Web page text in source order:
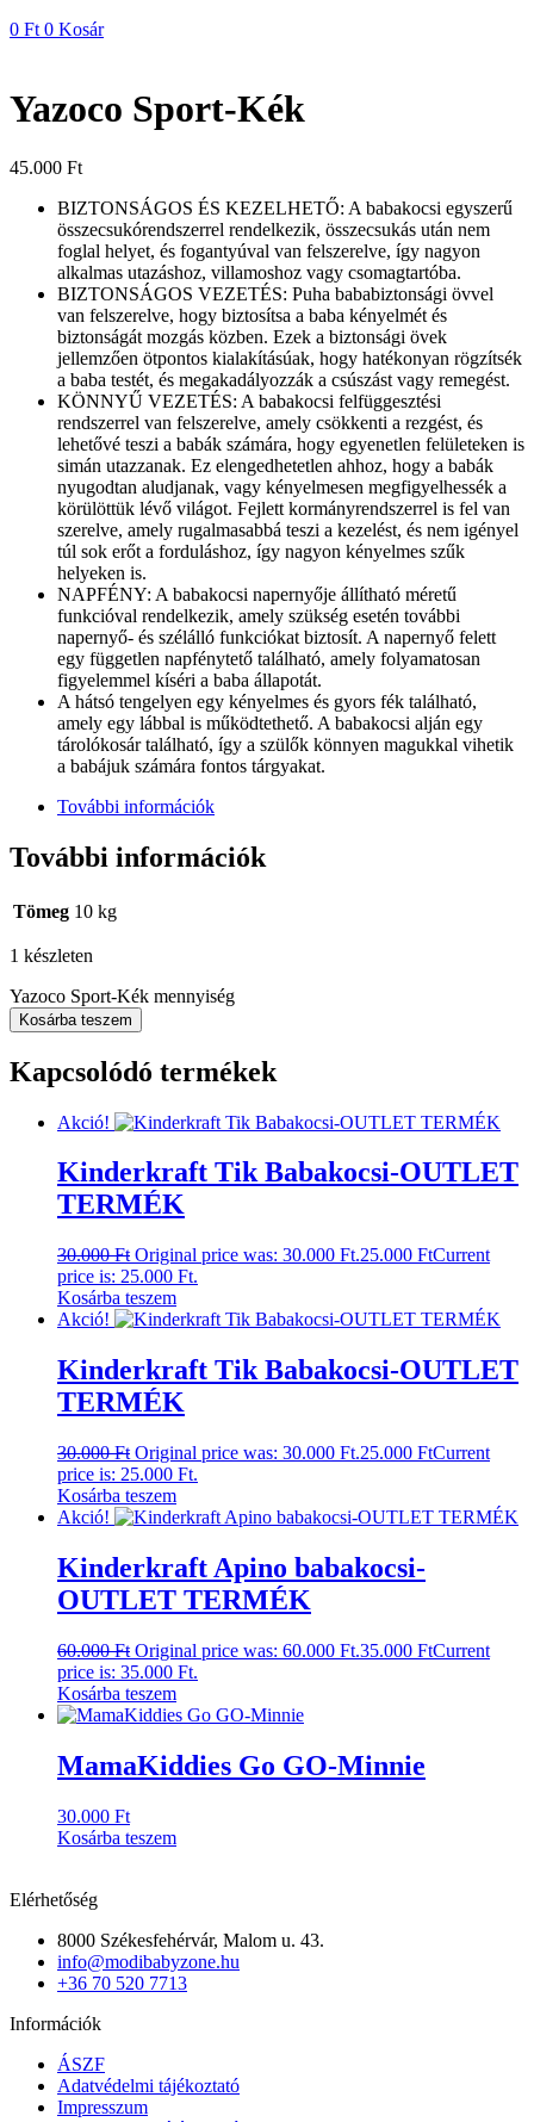
0 Ft 0 Kosár
Yazoco Sport-Kék
45.000 Ft
BIZTONSÁGOS ÉS KEZELHETŐ: A babakocsi egyszerű
összecsukórendszerrel rendelkezik, összecsukás után nem
foglal helyet, és fogantyúval van felszerelve, így nagyon
alkalmas utazáshoz, villamoshoz vagy csomagtartóba.
BIZTONSÁGOS VEZETÉS: Puha bababiztonsági övvel
van felszerelve, hogy biztosítsa a baba kényelmét és
biztonságát mozgás közben. Ezek a biztonsági övek
jellemzően ötpontos kialakításúak, hogy hatékonyan rögzítsék
a baba testét, és megakadályozzák a csúszást vagy remegést.
KÖNNYŰ VEZETÉS: A babakocsi felfüggesztési
rendszerrel van felszerelve, amely csökkenti a rezgést, és
lehetővé teszi a babák számára, hogy egyenetlen felületeken is
simán utazzanak. Ez elengedhetetlen ahhoz, hogy a babák
nyugodtan aludjanak, vagy kényelmesen megfigyelhessék a
körülöttük lévő világot. Fejlett kormányrendszerrel is fel van
szerelve, amely rugalmasabbá teszi a kezelést, és nem igényel
túl sok erőt a forduláshoz, így nagyon kényelmes szűk
helyeken is.
NAPFÉNY: A babakocsi napernyője állítható méretű
funkcióval rendelkezik, amely szükség esetén további
napernyő- és szélálló funkciókat biztosít. A napernyő felett
egy független napfénytető található, amely folyamatosan
figyelemmel kíséri a baba állapotát.
A hátsó tengelyen egy kényelmes és gyors fék található,
amely egy lábbal is működtethető. A babakocsi alján egy
tárolókosár található, így a szülők könnyen magukkal vihetik
a babájuk számára fontos tárgyakat.
További információk
További információk
Tömeg 10 kg
1 készleten
Yazoco Sport-Kék mennyiség
Kosárba teszem
Kapcsolódó termékek
Akció!
Kinderkraft Tik Babakocsi-OUTLET
TERMÉK
30.000Ft Original price was: 30.000 Ft.25.000 FtCurrent
price is: 25.000 Ft.
Kosárba teszem
Akció!
Kinderkraft Tik Babakocsi-OUTLET
TERMÉK
30.000Ft Original price was: 30.000 Ft.25.000 FtCurrent
price is: 25.000 Ft.
Kosárba teszem
Akció!
Kinderkraft Apino babakocsi-
OUTLET TERMÉK
60.000Ft Original price was: 60.000 Ft.35.000 FtCurrent
price is: 35.000 Ft.
Kosárba teszem
MamaKiddies Go GO-Minnie
30.000 Ft
Kosárba teszem
Elérhetőség
8000 Székesfehérvár, Malom u. 43.
info@modibabyzone.hu
+36 70 520 7713
Információk
ÁSZF
Adatvédelmi tájékoztató
Impresszum